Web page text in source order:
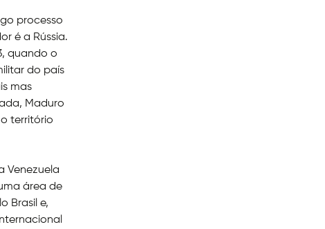
processo
é a Rússia.
quando o
do país
mas
Maduro
território
Venezuela
área de
Brasil e,